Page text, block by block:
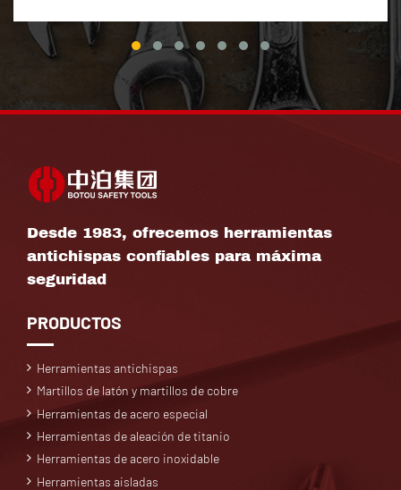
Desde 1983, ofrecemos herramientas
antichispas confiables para máxima
seguridad
PRODUCTOS
Herramientas antichispas
Martillos de latón y martillos de cobre
Herramientas de acero especial
Herramientas de aleación de titanio
Herramientas de acero inoxidable
Herramientas aisladas